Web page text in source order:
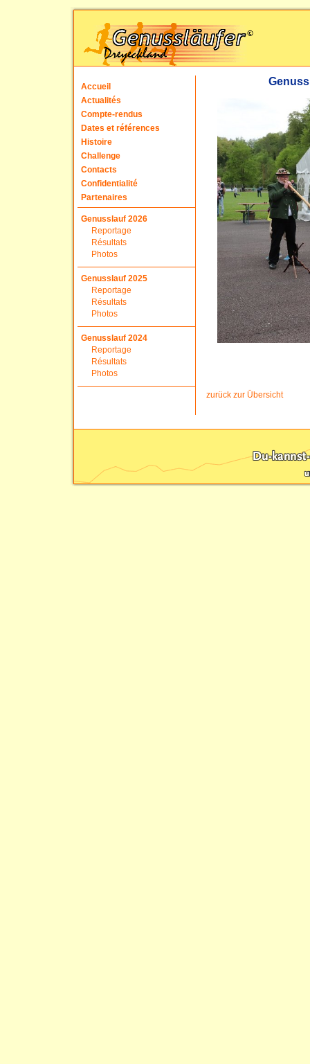
Accueil
Actualités
Compte-rendus
Dates et références
Histoire
Challenge
Contacts
Confidentialité
Partenaires
Genusslauf 2026
Reportage
Résultats
Photos
Genusslauf 2025
Reportage
Résultats
Photos
Genusslauf 2024
Reportage
Résultats
Photos
zurück zur Übersicht